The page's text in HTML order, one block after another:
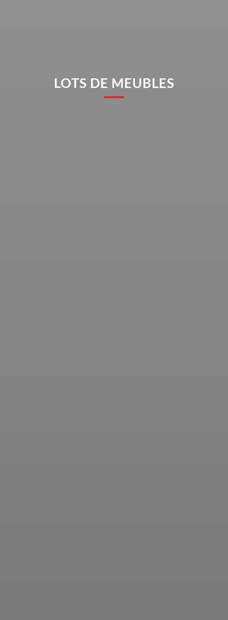
LOTS DE MEUBLES